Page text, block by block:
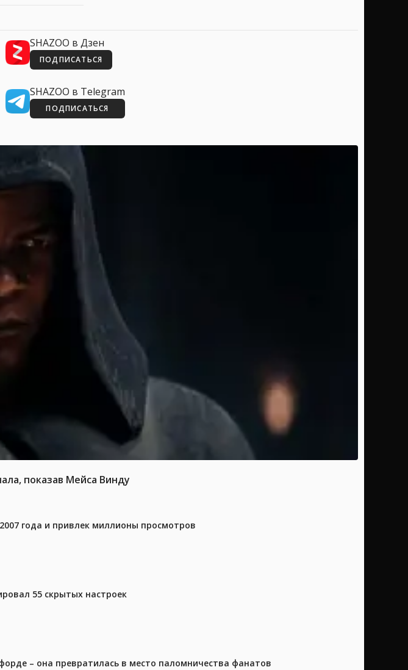
SHAZOO в Дзен
ПОДПИСАТЬСЯ
SHAZOO в Telegram
ПОДПИСАТЬСЯ
показав Мейса Винду
года и привлек миллионы просмотров
55 скрытых настроек
– она превратилась в место паломничества фанатов